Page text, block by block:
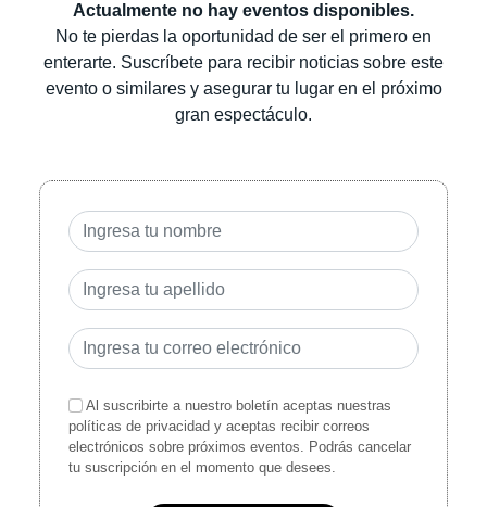
Actualmente no hay eventos disponibles.
No te pierdas la oportunidad de ser el primero en
enterarte. Suscríbete para recibir noticias sobre este
evento o similares y asegurar tu lugar en el próximo
gran espectáculo.
Al suscribirte a nuestro boletín aceptas nuestras
políticas de privacidad y aceptas recibir correos
electrónicos sobre próximos eventos. Podrás cancelar
tu suscripción en el momento que desees.